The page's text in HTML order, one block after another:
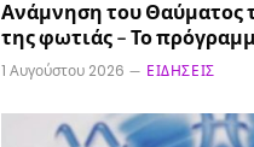
Ανάμνηση του Θαύματος
της φωτιάς – Το
1 Αυγούστου 2026 ΕΙΔΉΣΕΙΣ